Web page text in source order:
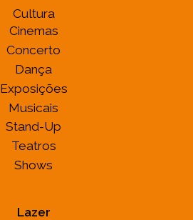
Cultura
Cinemas
Concerto
Dança
Exposições
Musicais
Stand-Up
Teatros
Shows
Lazer